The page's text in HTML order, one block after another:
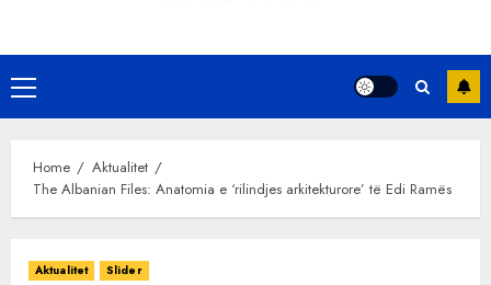
Primary
Menu
Home
Aktualitet
The Albanian Files: Anatomia e ‘rilindjes arkitekturore’ të Edi Ramës
Aktualitet Slider